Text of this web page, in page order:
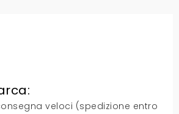
veloci (spedizione entro